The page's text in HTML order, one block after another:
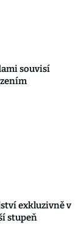
souvisí
exkluzivně v
stupeň